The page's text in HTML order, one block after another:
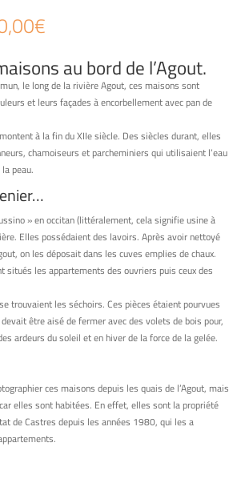
€
au bord de l’Agout.
le long de la rivière Agout, ces maisons sont
et leurs façades à encorbellement avec pan de
à la fin du XIIe siècle. Des siècles durant, elles
chamoiseurs et parcheminiers qui utilisaient l’eau
peau.
» en occitan (littéralement, cela signifie usine à
Elles possédaient des lavoirs. Après avoir nettoyé
on les déposait dans les cuves emplies de chaux.
situés les appartements des ouvriers puis ceux des
trouvaient les séchoirs. Ces pièces étaient pourvues
être aisé de fermer avec des volets de bois pour,
ardeurs du soleil et en hiver de la force de la gelée.
ces maisons depuis les quais de l’Agout, mais
elles sont habitées. En effet, elles sont la propriété
de Castres depuis les années 1980, qui les a